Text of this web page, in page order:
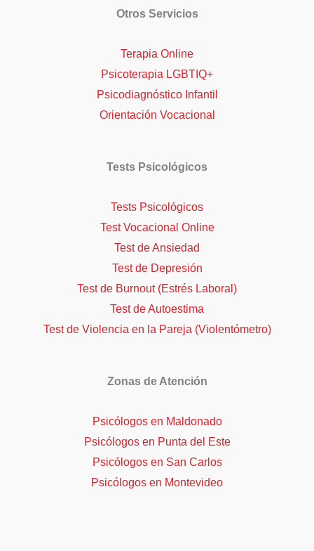
Otros Servicios
Terapia Online
Psicoterapia LGBTIQ+
Psicodiagnóstico Infantil
Orientación Vocacional
Tests Psicológicos
Tests Psicológicos
Test Vocacional Online
Test de Ansiedad
Test de Depresión
Test de Burnout (Estrés Laboral)
Test de Autoestima
Test de Violencia en la Pareja (Violentómetro)
Zonas de Atención
Psicólogos en Maldonado
Psicólogos en Punta del Este
Psicólogos en San Carlos
Psicólogos en Montevideo